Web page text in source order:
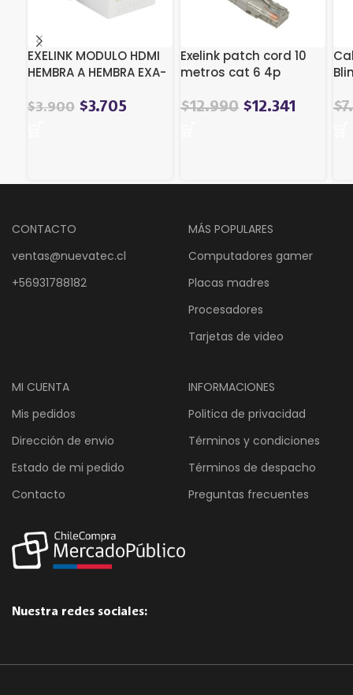
EXELINK MODULO HDMI
HEMBRA A HEMBRA EXA-
$3.900 $3.705
Exelink patch cord 10
metros cat 6 4p
El
$18.186.
$12.990El
$12.990.
$12.341
El
$
CONTACTO
ventas@nuevatec.cl
+56931788182
MÁS POPULARES
Computadores gamer
Placas madres
Procesadores
Tarjetas de video
MI CUENTA
Mis pedidos
Dirección de envio
Estado de mi pedido
Contacto
INFORMACIONES
Politica de privacidad
Términos y condiciones
Términos de despacho
Preguntas frecuentes
Nuestra redes sociales: